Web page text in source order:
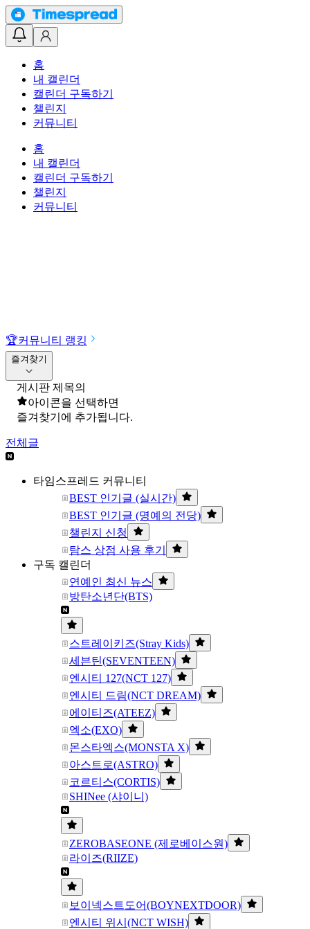
홈
내 캘린더
캘린더 구독하기
챌린지
커뮤니티
홈
내 캘린더
캘린더 구독하기
챌린지
커뮤니티
🏆커뮤니티 랭킹
즐겨찾기
게시판 제목의
아이콘을 선택하면
즐겨찾기에 추가됩니다.
전체글
타임스프레드 커뮤니티
BEST 인기글 (실시간)
BEST 인기글 (명예의 전당)
챌린지 신청
탐스 상점 사용 후기
구독 캘린더
연예인 최신 뉴스
방탄소년단(BTS)
스트레이키즈(Stray Kids)
세븐틴(SEVENTEEN)
엔시티 127(NCT 127)
엔시티 드림(NCT DREAM)
에이티즈(ATEEZ)
엑소(EXO)
몬스타엑스(MONSTA X)
아스트로(ASTRO)
코르티스(CORTIS)
SHINee (샤이니)
ZEROBASEONE (제로베이스원)
라이즈(RIIZE)
보이넥스트도어(BOYNEXTDOOR)
엔시티 위시(NCT WISH)